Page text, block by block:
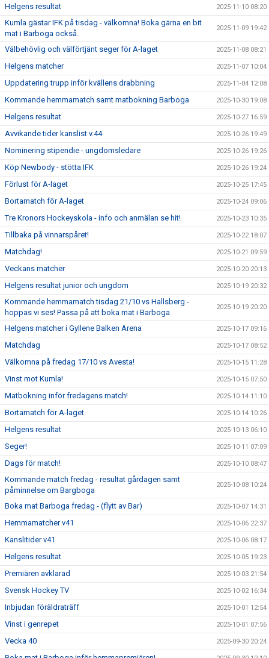
Helgens resultat 2025-11-10 08:20
Kumla gästar IFK på tisdag - välkomna! Boka gärna en bit
mat i Barboga också.
2025-11-09 19:42
Välbehövlig och välförtjänt seger för A-laget 2025-11-08 08:21
Helgens matcher 2025-11-07 10:04
Uppdatering trupp inför kvällens drabbning 2025-11-04 12:08
Kommande hemmamatch samt matbokning Barboga 2025-10-30 19:08
Helgens resultat 2025-10-27 16:59
Avvikande tider kanslist v.44 2025-10-26 19:49
Nominering stipendie - ungdomsledare 2025-10-26 19:26
Köp Newbody - stötta IFK 2025-10-26 19:24
Förlust för A-laget 2025-10-25 17:45
Bortamatch för A-laget 2025-10-24 09:06
Tre Kronors Hockeyskola - info och anmälan se hit! 2025-10-23 10:35
Tillbaka på vinnarspåret! 2025-10-22 18:07
Matchdag! 2025-10-21 09:59
Veckans matcher 2025-10-20 20:13
Helgens resultat junior och ungdom 2025-10-19 20:32
Kommande hemmamatch tisdag 21/10 vs Hallsberg -
hoppas vi ses! Passa på att boka mat i Barboga
2025-10-19 20:20
Helgens matcher i Gyllene Balken Arena 2025-10-17 09:16
Matchdag 2025-10-17 08:52
Välkomna på fredag 17/10 vs Avesta! 2025-10-15 11:28
Vinst mot Kumla! 2025-10-15 07:50
Matbokning inför fredagens match! 2025-10-14 11:10
Bortamatch för A-laget 2025-10-14 10:26
Helgens resultat 2025-10-13 06:10
Seger! 2025-10-11 07:09
Dags för match! 2025-10-10 08:47
Kommande match fredag - resultat gårdagen samt
påminnelse om Bargboga
2025-10-08 10:24
Boka mat Barboga fredag - (flytt av Bar) 2025-10-07 14:31
Hemmamatcher v41 2025-10-06 22:37
Kanslitider v41 2025-10-06 08:17
Helgens resultat 2025-10-05 19:23
Premiären avklarad 2025-10-03 21:54
Svensk Hockey TV 2025-10-02 16:34
Inbjudan föräldraträff 2025-10-01 12:54
Vinst i genrepet 2025-10-01 07:56
Vecka 40 2025-09-30 20:24